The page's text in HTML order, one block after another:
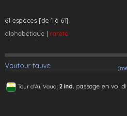
61 espèces [de 1 à 61]
alphabétique | rareté
Vautour fauve
Tour d'Aï, Vaud: 2 ind. passage en vol